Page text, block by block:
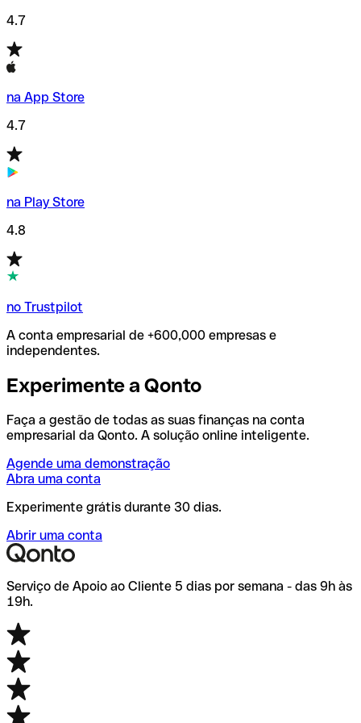
4.7
na App Store
4.7
na Play Store
4.8
no Trustpilot
A conta empresarial de +600,000 empresas e
independentes.
Experimente a Qonto
Faça a gestão de todas as suas finanças na conta
empresarial da Qonto. A solução online inteligente.
Agende uma demonstração
Abra uma conta
Experimente grátis durante 30 dias.
Abrir uma conta
Serviço de Apoio ao Cliente 5 dias por semana - das 9h às
19h.